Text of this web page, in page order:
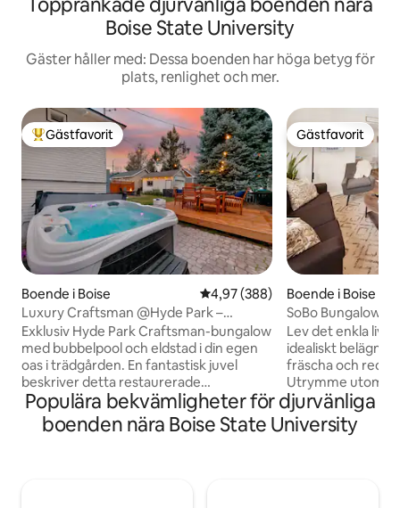
Boise State University
Gäster håller med: Dessa boenden har höga betyg för
plats, renlighet och mer.
Populär gästfavorit
Gästfavorit
Boende i Boise 4,97 av 5 i genomsnittligt
4,97 (388)
Luxury Craftsman @Hyde Park –
Badtunna + eldstad
Exklusiv Hyde Park Craftsman-bungalow
med bubbelpool och eldstad i din egen
oas i trädgården. En fantastisk juvel
beskriver detta restaurerade
Craftsman-hus i en våning från 1912,
utsmyckat med ursprungligt träarbete
och klassiska inbyggda möbler.
Gästfavorit
Gästfavorit
Boende i Boise
SoBo
till Downtown
Lev det enkla
idealiskt belägna
fräscha och redo
Utrymme
inklusive
cyklar och
av! 5 kvarter från
Populära bekvämligheter för djurvänliga
boenden nära Boise State University